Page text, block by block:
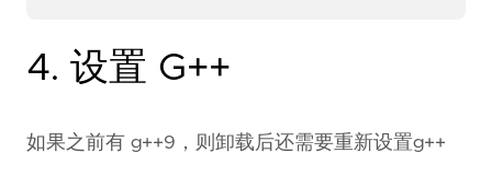
4. 设置 G++
如果之前有 g++9，则卸载后还需要重新设置g++